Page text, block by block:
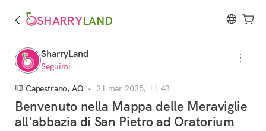
SHARRYLAND
SharryLand
Seguimi
Capestrano, AQ • 21 mar 2025, 11:43
Benvenuto nella Mappa delle Meraviglie
all'abbazia di San Pietro ad Oratorium